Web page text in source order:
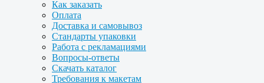
Как заказать
Оплата
Доставка и самовывоз
Стандарты упаковки
Работа с рекламациями
Вопросы-ответы
Скачать каталог
Требования к макетам